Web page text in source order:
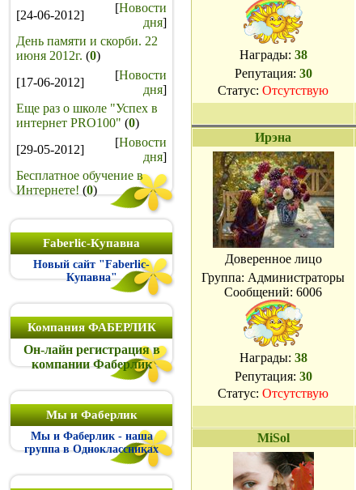
[24-06-2012]
[Новости
дня]
День памяти и скорби. 22
июня 2012г. (0)
[17-06-2012]
[Новости
дня]
Еще раз о школе "Успех в
интернет PRO100" (0)
[29-05-2012]
[Новости
дня]
Бесплатное обучение в
Интернете! (0)
Faberlic-Купавна
Новый сайт "Faberlic-
Купавна"
Компания ФАБЕРЛИК
Он-лайн регистрация в
компании Фаберлик
Мы и Фаберлик
Мы и Фаберлик - наша
группа в Одноклассниках
Награды: 38
Репутация: 30
Статус: Отсутствую
Ирэна
Доверенное лицо
Группа: Администраторы
Сообщений: 6006
Награды: 38
Репутация: 30
Статус: Отсутствую
MiSol